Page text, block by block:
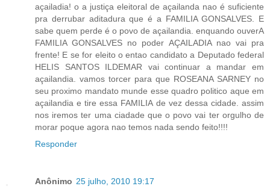
açailadia! o a justiça eleitoral de açailanda nao é suficiente
pra derrubar aditadura que é a FAMILIA GONSALVES. E
sabe quem perde é o povo de açailandia. enquando ouverA
FAMILIA GONSALVES no poder AÇAILADIA nao vai pra
frente! E se for eleito o entao candidato a Deputado federal
HELIS SANTOS ILDEMAR vai continuar a mandar em
açailandia. vamos torcer para que ROSEANA SARNEY no
seu proximo mandato munde esse quadro politico aque em
açailandia e tire essa FAMILIA de vez dessa cidade. assim
nos iremos ter uma ciadade que o povo vai ter orgulho de
morar poque agora nao temos nada sendo feito!!!!
Responder
Anônimo 25 julho, 2010 19:17